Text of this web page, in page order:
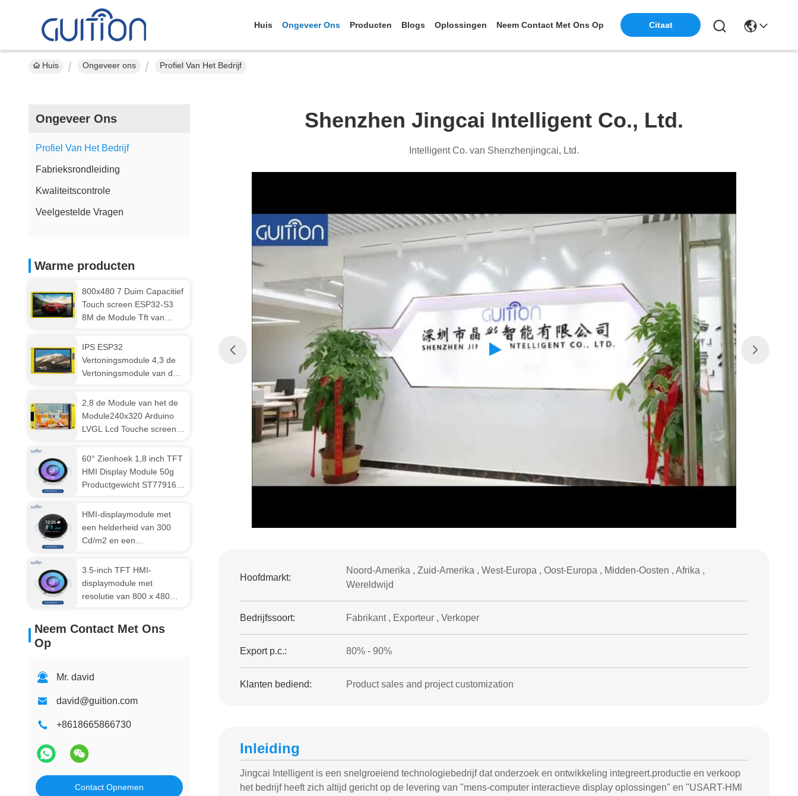
Huis Ongeveer Ons Producten Blogs Oplossingen Neem Contact Met Ons Op Citaat
Huis Ongeveer ons Profiel Van Het Bedrijf
Ongeveer Ons
Profiel Van Het Bedrijf
Fabrieksrondleiding
Kwaliteitscontrole
Veelgestelde Vragen
Warme producten
800x480 7 Duim Capacitief
Touch screen ESP32-S3
8M de Module Tft van
IPS ESP32
Vertoningsmodule 4,3 de
Vertoningsmodule van de
Aanraking 800x480 Tft
2,8 de Module van het de
Module240x320 Arduino
LVGL Lcd Touche screen
Vertoning
60° Zienhoek 1,8 inch TFT
HMI Display Module 50g
Productgewicht ST77916
HMI-displaymodule met
een helderheid van 300
Cd/m2 en een
capacitieve aanraking voor
ingebedde
bedieningspanele
3.5-inch TFT HMI-
displaymodule met
resolutie van 800 x 480
automatisering
Neem Contact Met Ons
Op
Mr. david
david@guition.com
+8618665866730
Contact Opnemen
Shenzhen Jingcai Intelligent Co., Ltd.
Intelligent Co. van Shenzhenjingcai, Ltd.
Hoofdmarkt:
Noord-Amerika , Zuid-Amerika , West-Europa , Oost-Europa , Midden-Oosten , Afrika ,
Wereldwijd
Bedrijfssoort: Fabrikant , Exporteur , Verkoper
Export p.c.: 80% - 90%
Klanten bediend: Product sales and project customization
Inleiding
Jingcai Intelligent is een snelgroeiend technologiebedrijf dat onderzoek en ontwikkeling integreert.productie en verkoop
het bedrijf heeft zich altijd gericht op de levering van "mens-computer interactieve display oplossingen" en "USART-HMl